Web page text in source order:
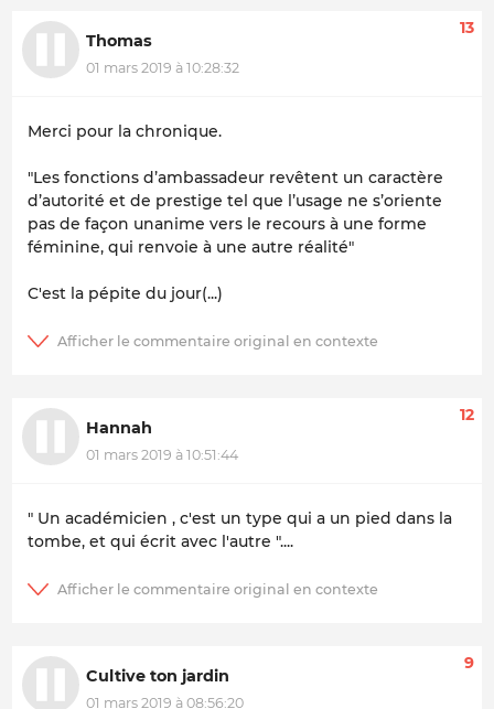
Thomas
01 mars 2019 à 10:28:32
13
Merci pour la chronique.
"Les fonctions d’ambassadeur revêtent un caractère
d’autorité et de prestige tel que l’usage ne s’oriente
pas de façon unanime vers le recours à une forme
féminine, qui renvoie à une autre réalité"
C'est la pépite du jour(...)
Hannah
01 mars 2019 à 10:51:44
12
" Un académicien , c'est un type qui a un pied dans la
tombe, et qui écrit avec l'autre "....
Cultive ton jardin
01 mars 2019 à 08:56:20
9